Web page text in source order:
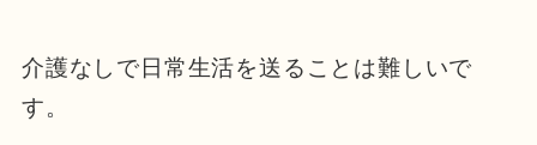
介護なしで日常生活を送ることは難しいで
す。